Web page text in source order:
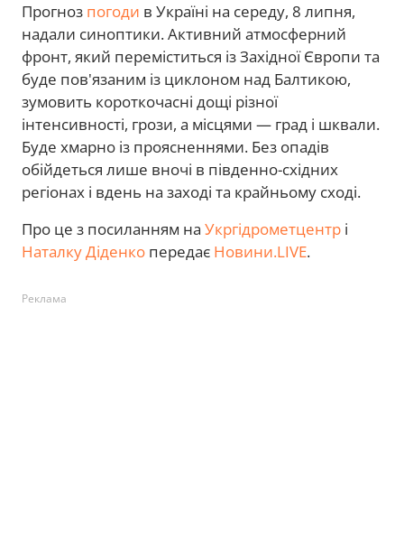
Прогноз погоди в Україні на середу, 8 липня,
надали синоптики. Активний атмосферний
фронт, який переміститься із Західної Європи та
буде пов'язаним із циклоном над Балтикою,
зумовить короткочасні дощі різної
інтенсивності, грози, а місцями — град і шквали.
Буде хмарно із проясненнями. Без опадів
обійдеться лише вночі в південно-східних
регіонах і вдень на заході та крайньому сході.
Про це з посиланням на Укргідрометцентр і
Наталку Діденко передає Новини.LIVE.
Реклама